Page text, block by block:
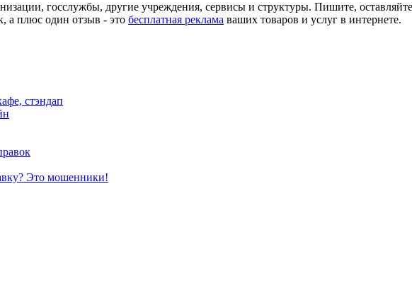
госслужбы, другие учреждения, сервисы и структуры. Пишите,
а плюс один отзыв - это бесплатная реклама ваших товаров и услуг в интернете.
стэндап
Это мошенники!